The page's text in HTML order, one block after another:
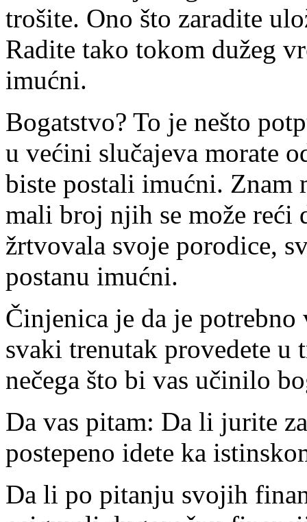
trošite. Ono što zaradite
Radite tako tokom dužeg
imućni.
Bogatstvo? To je nešto
u većini slučajeva morate
biste postali imućni. Znam
mali broj njih se može reći
žrtvovala svoje porodice,
postanu imućni.
Činjenica je da je potrebno
svaki trenutak provedete u
nečega što bi vas učinilo
Da vas pitam: Da li jurite
postepeno idete ka
Da li po pitanju svojih